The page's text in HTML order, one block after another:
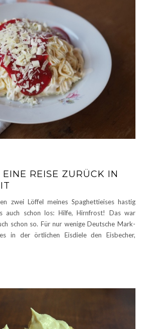
REISE ZURÜCK IN
zwei Löffel meines Spaghettieises hastig
auch schon los: Hilfe, Hirnfrost! Das war
schon so. Für nur wenige Deutsche Mark-
in der örtlichen Eisdiele den Eisbecher,